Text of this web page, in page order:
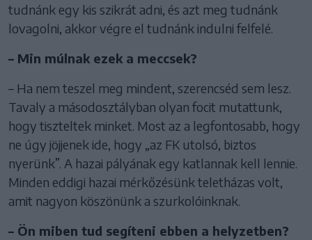
tudnánk egy kis szikrát adni, és azt meg tudnánk
lovagolni, akkor végre el tudnánk indulni felfelé.
– Min múlnak ezek a meccsek?
– Ha nem teszel meg mindent, szerencséd sem lesz.
Tavaly a másodosztályban olyan focit mutattunk,
hogy tiszteltek minket. Most az a legfontosabb, hogy
ne úgy jöjjenek ide, hogy „az FK utolsó, biztos
nyerünk”. A hazai pályának egy katlannak kell lennie.
Minden eddigi hazai mérkőzésünk teletházas volt,
amit nagyon köszönünk a szurkolóinknak.
– Ön miben tud segíteni ebben a helyzetben?